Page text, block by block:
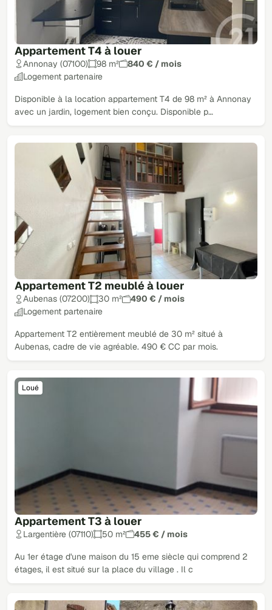
Appartement T4 à louer
Annonay (07100) 98 m²
840 € / mois
Logement partenaire
Disponible à la location appartement T4 de 98 m² à Annonay
avec un jardin, logement bien conçu. Disponible p…
Appartement T2 meublé à louer
Aubenas (07200) 30 m²
490 € / mois
Logement partenaire
Appartement T2 entièrement meublé de 30 m² situé à
Aubenas, cadre de vie agréable. 490 € CC par mois.
Appartement T3 à louer
Loué
Largentière (07110) 50 m² 455 € / mois
Au 1er étage d'une maison du 15 eme siècle qui comprend 2
étages, il est situé sur la place du village . Il c